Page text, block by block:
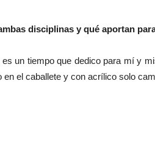
disciplinas y qué aportan
un tiempo que dedico para mí y
el caballete y con acrílico solo